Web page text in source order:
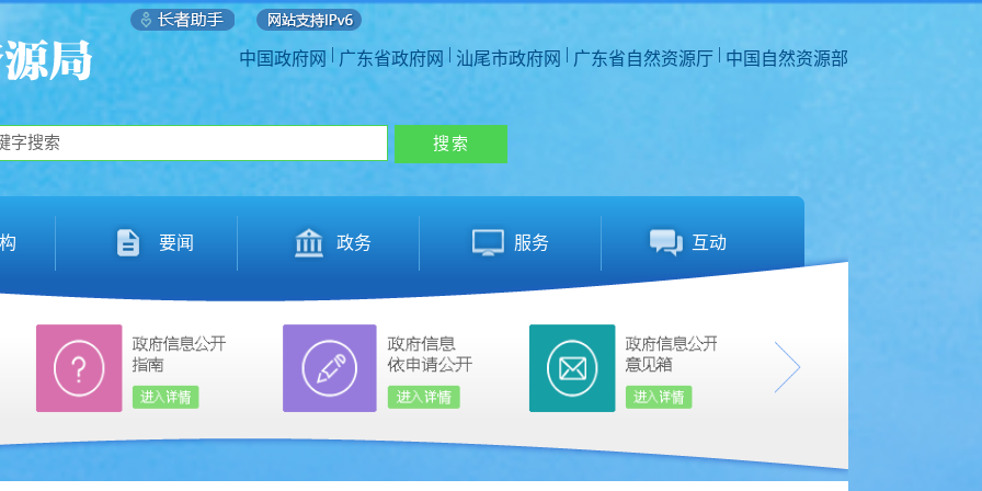
中国政府网 | 广东省政府网 | 汕尾市政府网 | 广东省自然资源厅 | 中国自然资源部
要闻 政务 服务 互动